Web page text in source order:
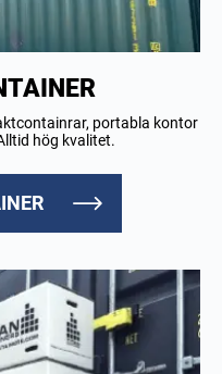
portabla kontor
hög kvalitet.